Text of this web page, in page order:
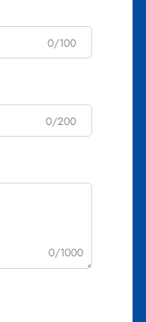
0/100
0/200
0/1000